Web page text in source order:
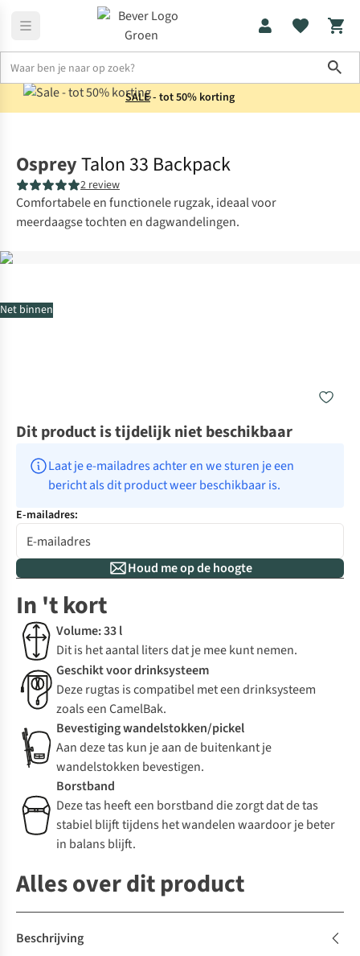
SALE- tot 50% korting
Net binnen
OspreyTalon 33 Backpack
2 review
Comfortabele en functionele rugzak, ideaal voor
meerdaagse tochten en dagwandelingen.
Dit product is tijdelijk niet beschikbaar
Laat je e-mailadres achter en we sturen je een
bericht als dit product weer beschikbaar is.
E-mailadres:
Houd me op de hoogte
In 't kort
Volume: 33 l
Dit is het aantal liters dat je mee kunt nemen.
Geschikt voor drinksysteem
Deze rugtas is compatibel met een drinksysteem
zoals een CamelBak.
Bevestiging wandelstokken/pickel
Aan deze tas kun je aan de buitenkant je
wandelstokken bevestigen.
Borstband
Deze tas heeft een borstband die zorgt dat de tas
stabiel blijft tijdens het wandelen waardoor je beter
in balans blijft.
Alles over dit product
Beschrijving